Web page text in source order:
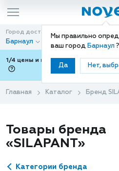
Мы правильно
ваш город Барнаул ?
Да Нет,
Город доставки
Барнаул
1/4 цены и покупки ваши с Подели
Главная Каталог Бренд
Товары бренда
«SILAPANT»
Категории бренда